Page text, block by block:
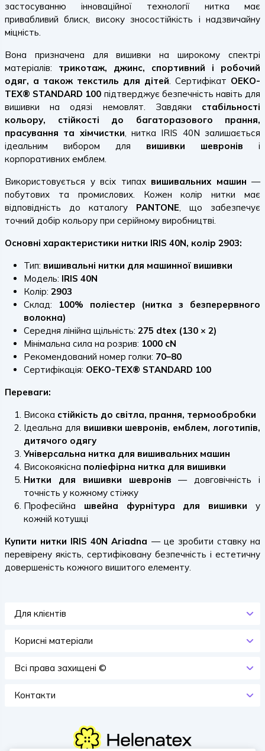
застосуванню інноваційної технології нитка має
привабливий блиск, високу зносостійкість і надзвичайну
міцність.
Вона призначена для вишивки на широкому спектрі
матеріалів: трикотаж, джинс, спортивний і робочий
одяг, а також текстиль для дітей. Сертифікат OEKO-
TEX® STANDARD 100 підтверджує безпечність навіть для
вишивки на одязі немовлят. Завдяки стабільності
кольору, стійкості до багаторазового прання,
прасування та хімчистки, нитка IRIS 40N залишається
ідеальним вибором для вишивки шевронів і
корпоративних емблем.
Використовується у всіх типах вишивальних машин —
побутових та промислових. Кожен колір нитки має
відповідність до каталогу PANTONE, що забезпечує
точний добір кольору при серійному виробництві.
Основні характеристики нитки IRIS 40N, колір 2903:
Тип: вишивальні нитки для машинної вишивки
Модель: IRIS 40N
Колір: 2903
Склад:
100% поліестер (нитка з безперервного
волокна)
Середня лінійна щільність: 275 dtex (130 × 2)
Мінімальна сила на розрив: 1000 cN
Рекомендований номер голки: 70–80
Сертифікація: OEKO-TEX® STANDARD 100
Переваги:
Висока стійкість до світла, прання, термообробки
Ідеальна для вишивки шевронів, емблем, логотипів,
дитячого одягу
Універсальна нитка для вишивальних машин
Високоякісна поліефірна нитка для вишивки
Нитки для вишивки шевронів — довговічність і
точність у кожному стіжку
Професійна швейна фурнітура для вишивки у
кожній котушці
Купити нитки IRIS 40N Ariadna — це зробити ставку на
перевірену якість, сертифіковану безпечність і естетичну
довершеність кожного вишитого елементу.
Для клієнтів
Корисні матеріали
Всi права захищенi ©
Контакти